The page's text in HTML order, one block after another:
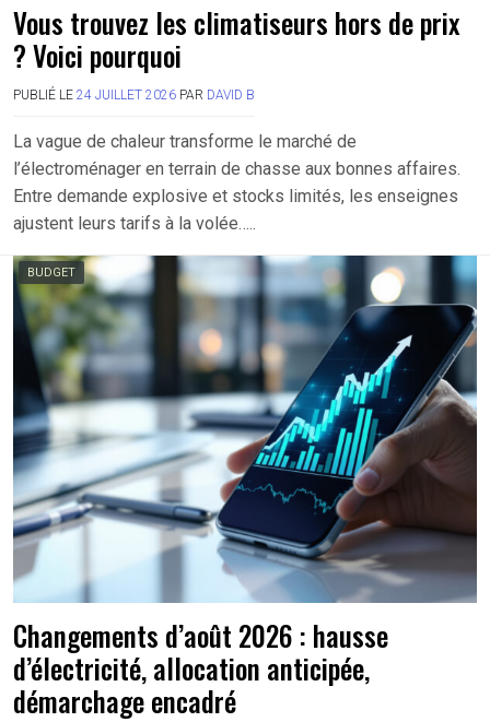
Vous trouvez les climatiseurs hors de prix
? Voici pourquoi
PUBLIÉ LE 24 JUILLET 2026 PAR DAVID B
La vague de chaleur transforme le marché de
l’électroménager en terrain de chasse aux bonnes affaires.
Entre demande explosive et stocks limités, les enseignes
ajustent leurs tarifs à la volée…..
BUDGET
Changements d’août 2026 : hausse
d’électricité, allocation anticipée,
démarchage encadré